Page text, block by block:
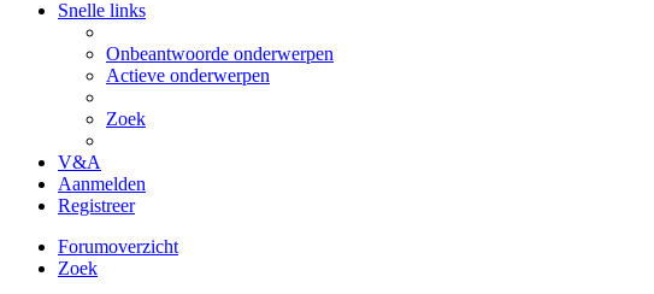
Snelle links
Onbeantwoorde onderwerpen
Actieve onderwerpen
Zoek
V&A
Aanmelden
Registreer
Forumoverzicht
Zoek